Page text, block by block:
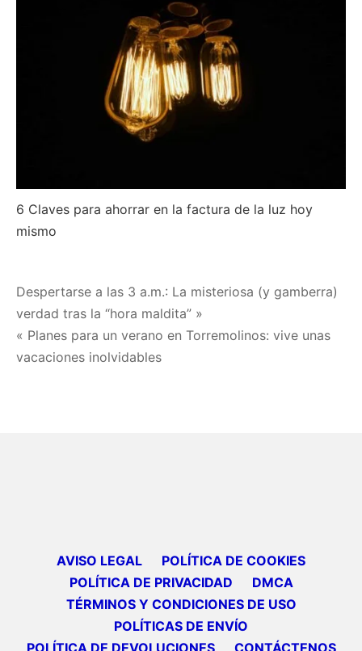
6 Claves para ahorrar en la factura de la luz hoy
mismo
Navegación
de
entradas
Despertarse a las 3 a.m.: La misteriosa (y gamberra)
verdad tras la “hora maldita” »
« Planes para un verano en Torremolinos: vive unas
vacaciones inolvidables
AVISO LEGAL
POLÍTICA DE COOKIES
POLÍTICA DE PRIVACIDAD
DMCA
TÉRMINOS Y CONDICIONES DE USO
POLÍTICAS DE ENVÍO